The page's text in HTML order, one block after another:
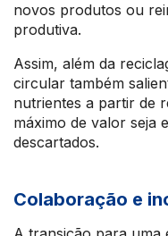
novos produtos ou
produtiva.
Assim, além da
circular também
nutrientes a partir de
máximo de valor seja
descartados.
Colaboração e